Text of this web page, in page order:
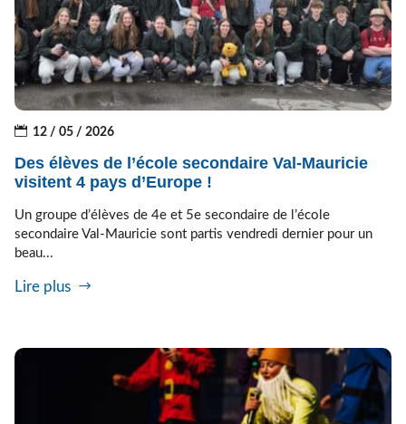
12 / 05 / 2026
Des élèves de l’école secondaire Val-Mauricie
visitent 4 pays d’Europe !
Un groupe d’élèves de 4e et 5e secondaire de l’école
secondaire Val-Mauricie sont partis vendredi dernier pour un
beau...
Lire plus